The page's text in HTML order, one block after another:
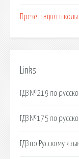
Презентация
Links
ГДЗ №219 по
ГДЗ №175 по
ГДЗ по Русскому